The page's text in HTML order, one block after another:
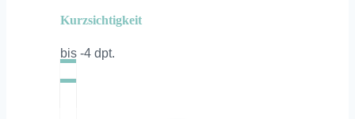
Kurzsichtigkeit
bis -4 dpt.